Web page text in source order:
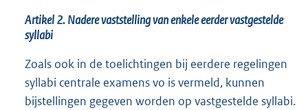
n
Artikel 2. Nadere vaststelling van enkele eerder vastgestelde
syllabi
Zoals ook in de toelichtingen bij eerdere regelingen
syllabi centrale examens vo is vermeld, kunnen
bijstellingen gegeven worden op vastgestelde syllabi.